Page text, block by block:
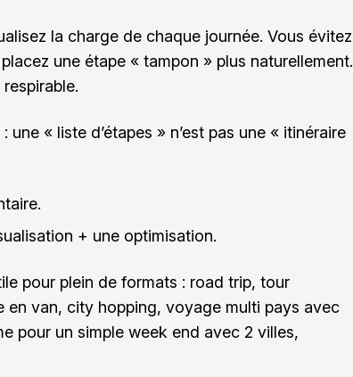
la charge de chaque journée. Vous évitez
une étape « tampon » plus naturellement.
une « liste d’étapes » n’est pas une « itinéraire
+ une optimisation.
pour plein de formats : road trip, tour
en van, city hopping, voyage multi pays avec
pour un simple week end avec 2 villes,